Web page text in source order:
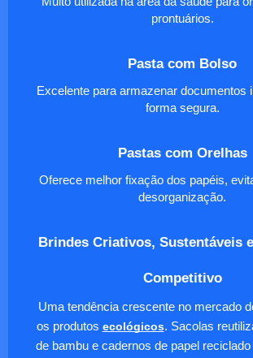
prontuários.
Pasta com Bolso
Excelente para armazenar documentos
forma segura.
Pastas com Orelhas
Oferece melhor fixação dos papéis,
desorganização.
Brindes Criativos, Sustentáveis
Competitivo
Uma tendência crescente no mercado
os produtos ecológicos. Sacolas
de bambu e cadernos de papel